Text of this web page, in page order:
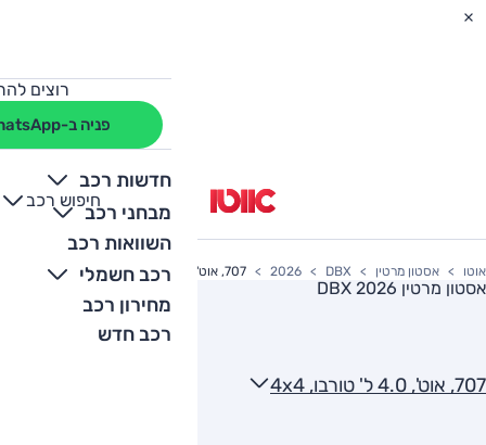
רוצים
פניה ב-WhatsApp
חדשות רכב
מבחני רכב
השוואות רכב
רכב חשמלי
מחירון רכב
רכב חדש
חיפוש רכב
+
-
אוטו אסטון מרטין DBX
2026 707, אוט', 4.0 ל' טורבו, 4x4
אסטון מרטין DBX 2026
707, אוט', 4.0 ל' טורבו, 4x4